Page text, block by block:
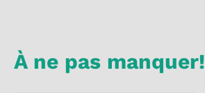
À ne pas manquer!